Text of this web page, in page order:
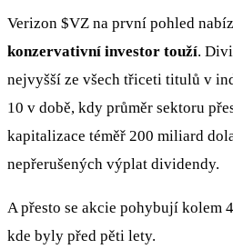
Verizon $VZ na první pohled
konzervativní investor touží.
nejvyšší ze všech třiceti titulů v
10 v době, kdy průměr sektoru
kapitalizace téměř 200 miliard
nepřerušených výplat dividendy.
A přesto se akcie pohybují kolem
kde byly před pěti lety.